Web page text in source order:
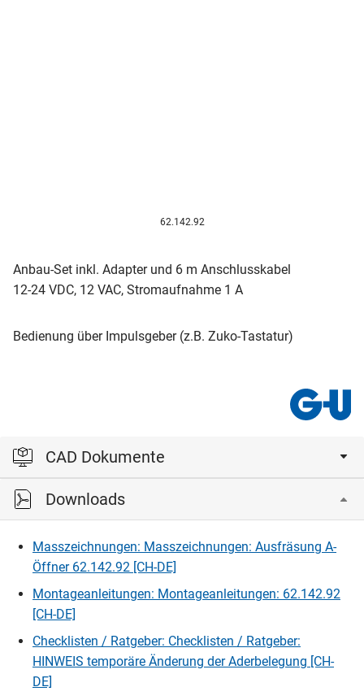
62.142.92
Anbau-Set inkl. Adapter und 6 m Anschlusskabel
12-24 VDC, 12 VAC, Stromaufnahme 1 A
Bedienung über Impulsgeber (z.B. Zuko-Tastatur)
CAD Dokumente
Bitte einloggen, um die CAD‑Dateien anzeigen und
herunterladen zu können.
Downloads
Masszeichnungen: Masszeichnungen: Ausfräsung A-
Öffner 62.142.92 [CH-DE]
Montageanleitungen: Montageanleitungen: 62.142.92
[CH-DE]
Checklisten / Ratgeber: Checklisten / Ratgeber:
HINWEIS temporäre Änderung der Aderbelegung [CH-
DE]